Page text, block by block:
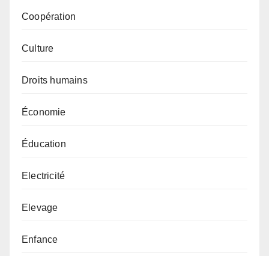
Coopération
Culture
Droits humains
Économie
Éducation
Electricité
Elevage
Enfance